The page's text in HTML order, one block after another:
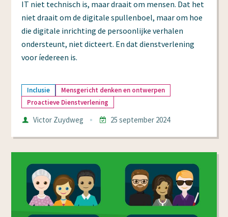
IT niet technisch is, maar draait om mensen. Dat het
niet draait om de digitale spullenboel, maar om hoe
die digitale inrichting de persoonlijke verhalen
ondersteunt, niet dicteert. En dat dienstverlening
voor íedereen is.
Inclusie
Mensgericht denken en ontwerpen
Proactieve Dienstverlening
AuteurVictor Zuydweg
25 september 2024